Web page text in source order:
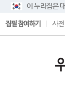
이 누리집은
집필 참여하기 사전